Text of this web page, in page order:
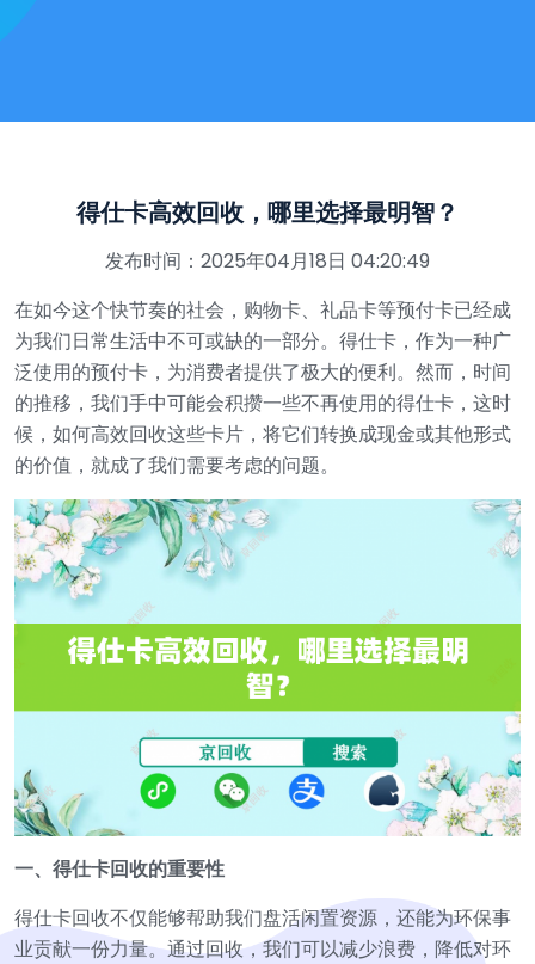
得仕卡高效回收，哪里选择最明智？
发布时间：2025年04月18日 04:20:49
在如今这个快节奏的社会，购物卡、礼品卡等预付卡已经成
为我们日常生活中不可或缺的一部分。得仕卡，作为一种广
泛使用的预付卡，为消费者提供了极大的便利。然而，时间
的推移，我们手中可能会积攒一些不再使用的得仕卡，这时
候，如何高效回收这些卡片，将它们转换成现金或其他形式
的价值，就成了我们需要考虑的问题。
一、得仕卡回收的重要性
得仕卡回收不仅能够帮助我们盘活闲置资源，还能为环保事
业贡献一份力量。通过回收，我们可以减少浪费，降低对环